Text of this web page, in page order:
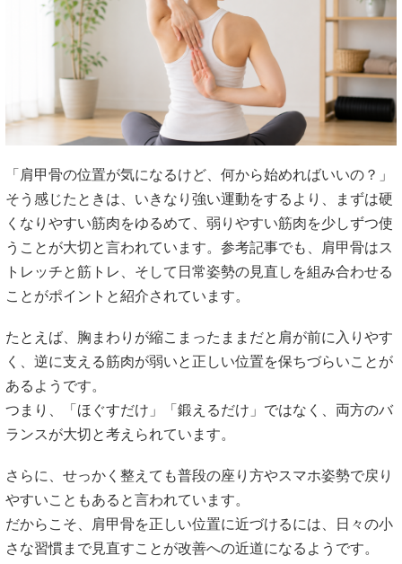
「肩甲骨の位置が気になるけど、何から始めればいいの？」
そう感じたときは、いきなり強い運動をするより、まずは硬
くなりやすい筋肉をゆるめて、弱りやすい筋肉を少しずつ使
うことが大切と言われています。参考記事でも、肩甲骨はス
トレッチと筋トレ、そして日常姿勢の見直しを組み合わせる
ことがポイントと紹介されています。
たとえば、胸まわりが縮こまったままだと肩が前に入りやす
く、逆に支える筋肉が弱いと正しい位置を保ちづらいことが
あるようです。
つまり、「ほぐすだけ」「鍛えるだけ」ではなく、両方のバ
ランスが大切と考えられています。
さらに、せっかく整えても普段の座り方やスマホ姿勢で戻り
やすいこともあると言われています。
だからこそ、肩甲骨を正しい位置に近づけるには、日々の小
さな習慣まで見直すことが改善への近道になるようです。